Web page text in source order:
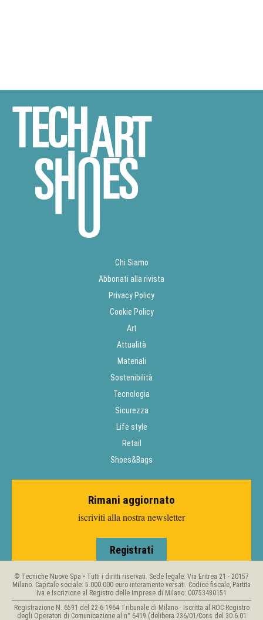
Chi Siamo
Abbonati alla rivista
Privacy Policy
Cookie Policy
Art
Attualità
Materiali
Sostenibilità
Tecnologia
Sicurezza
Life style
Retail
Shoes&Bags
Rimani aggiornato
iscriviti alla nostra newsletter
Registrati
© Tecniche Nuove Spa • Tutti i diritti riservati. Sede legale: Via Eritrea 21 - 20157
Milano. Capitale sociale: 5.000.000 euro interamente versati. Codice fiscale, Partita
Iva e Iscrizione al Registro delle Imprese di Milano: 00753480151
Registrazione N. 6591 del 22-6-1964 Tribunale di Milano - Iscritta al ROC Registro
degli Operatori di Comunicazione al n° 6419 (delibera 236/01/Cons del 30.6.01